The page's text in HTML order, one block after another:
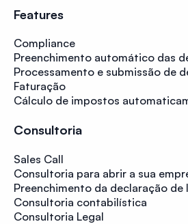
Features
Compliance
Preenchimento automático das
Processamento e submissão de
Faturação
Cálculo de impostos
Consultoria
Sales Call
Consultoria para abrir a sua
Preenchimento da declaração de
Consultoria contabilística
Consultoria Legal